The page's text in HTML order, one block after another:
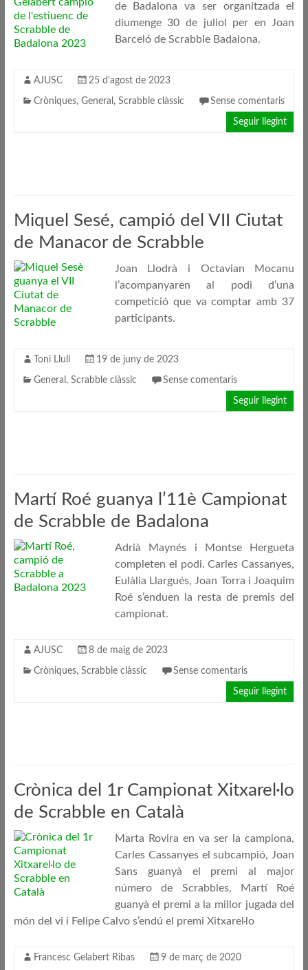
de Badalona va ser organitzada el
diumenge 30 de juliol per en Joan
Barceló de Scrabble Badalona.
AJUSC 25 d'agost de 2023
Cròniques, General , Scrabble clàssic Sense comentaris
Seguir llegint
Miquel Sesé, campió del VII Ciutat
de Manacor de Scrabble
Joan Llodrà i Octavian Mocanu
l’acompanyaren al podi d’una
competició que va comptar amb 37
participants.
Toni Llull 19 de juny de 2023
General , Scrabble clàssic Sense comentaris
Seguir llegint
Martí Roé guanya l’11è Campionat
de Scrabble de Badalona
Adrià Maynés i Montse Hergueta
completen el podi. Carles Cassanyes,
Eulàlia Llargués, Joan Torra i Joaquim
Roé s’enduen la resta de premis del
campionat.
AJUSC 8 de maig de 2023
Cròniques, Scrabble clàssic Sense comentaris
Seguir llegint
Crònica del 1r Campionat Xitxarel·lo
de Scrabble en Català
Marta Rovira en va ser la campiona,
Carles Cassanyes el subcampió, Joan
Sans guanyà el premi al major
número de Scrabbles, Martí Roé
guanyà el premi a la millor jugada del
món del vi i Felipe Calvo s’endú el premi Xitxarel·lo
Francesc Gelabert Ribas 9 de març de 2020